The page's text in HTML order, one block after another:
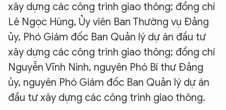
xây dựng các công trình giao thông; đồng chí
Lê Ngọc Hùng, Ủy viên Ban Thường vụ Đảng
ủy, Phó Giám đốc Ban Quản lý dự án đầu tư
xây dựng các công trình giao thông; đồng chí
Nguyễn Vĩnh Ninh, nguyên Phó Bí thư Đảng
ủy, nguyên Phó Giám đốc Ban Quản lý dự án
đầu tư xây dựng các công trình giao thông.